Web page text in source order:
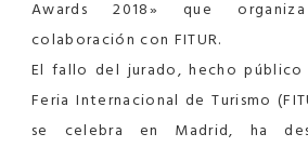
Awards 2018» que
colaboración con FITUR.
El fallo del jurado, hecho
Feria Internacional de Turismo
se celebra en Madrid, ha